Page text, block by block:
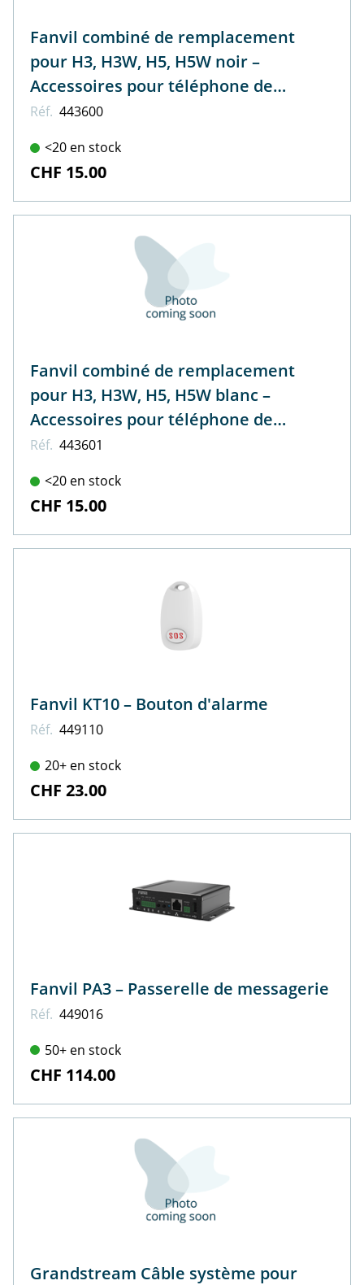
Fanvil combiné de remplacement
pour H3, H3W, H5, H5W noir –
Accessoires pour téléphone de
bureau
Réf. 443600
<20 en stock
CHF 15.00
Fanvil combiné de remplacement
pour H3, H3W, H5, H5W blanc –
Accessoires pour téléphone de
bureau
Réf. 443601
<20 en stock
CHF 15.00
Fanvil KT10 – Bouton d'alarme
Réf. 449110
20+ en stock
CHF 23.00
Fanvil PA3 – Passerelle de messagerie
Réf. 449016
50+ en stock
CHF 114.00
Grandstream Câble système pour